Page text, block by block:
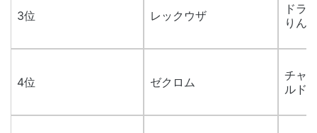
3位 レックウザ
ドラ
りん
4位 ゼクロム
チャ
ルド